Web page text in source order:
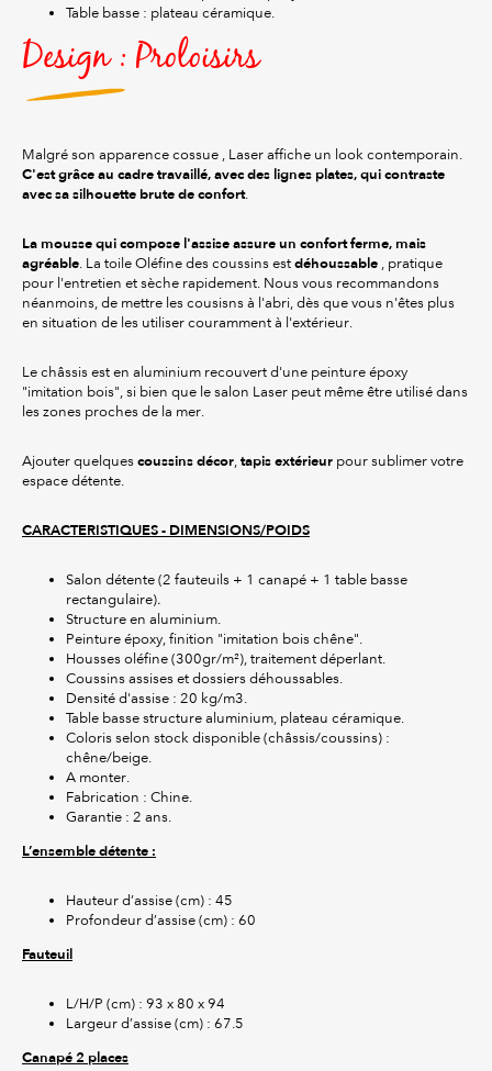
Table basse : plateau céramique.
Design : Proloisirs
Malgré son apparence cossue , Laser affiche un look contemporain.
C'est grâce au cadre travaillé, avec des lignes plates, qui contraste
avec sa silhouette brute de confort.
La mousse qui compose l'assise assure un confort ferme, mais
agréable. La toile Oléfine des coussins est déhoussable , pratique
pour l'entretien et sèche rapidement. Nous vous recommandons
néanmoins, de mettre les cousisns à l'abri, dès que vous n'êtes plus
en situation de les utiliser couramment à l'extérieur.
Le châssis est en aluminium recouvert d'une peinture époxy
"imitation bois", si bien que le salon Laser peut même être utilisé dans
les zones proches de la mer.
Ajouter quelques coussins décor, tapis extérieur pour sublimer votre
espace détente.
CARACTERISTIQUES - DIMENSIONS/POIDS
Salon détente (2 fauteuils + 1 canapé + 1 table basse
rectangulaire).
Structure en aluminium.
Peinture époxy, finition "imitation bois chêne".
Housses oléfine (300gr/m²), traitement déperlant.
Coussins assises et dossiers déhoussables.
Densité d'assise : 20 kg/m3.
Table basse structure aluminium, plateau céramique.
Coloris selon stock disponible (châssis/coussins) :
chêne/beige.
A monter.
Fabrication : Chine.
Garantie : 2 ans.
L’ensemble détente :
Hauteur d’assise (cm) : 45
Profondeur d’assise (cm) : 60
Fauteuil
L/H/P (cm) : 93 x 80 x 94
Largeur d’assise (cm) : 67.5
Canapé 2 places